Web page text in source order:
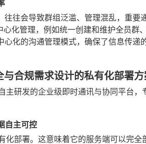
往往会导致群组泛滥、管理混乱，重
化管理，例如统一创建和维护全员群
心化的沟通管理模式，确保了信息传
合规需求设计的私有化部署
主研发的企业级即时通讯与协同平台
自主可控
化部署。这意味着它的服务端可以完全